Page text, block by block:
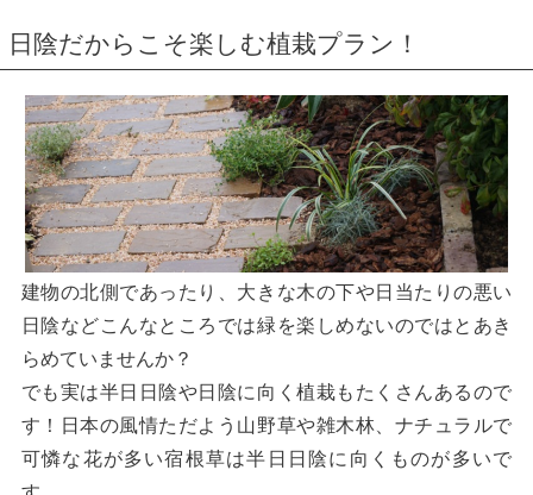
日陰だからこそ楽しむ植栽プラン！
建物の北側であったり、大きな木の下や日当たりの悪い
日陰などこんなところでは緑を楽しめないのではとあき
らめていませんか？
でも実は半日日陰や日陰に向く植栽もたくさんあるので
す！日本の風情ただよう山野草や雑木林、ナチュラルで
可憐な花が多い宿根草は半日日陰に向くものが多いで